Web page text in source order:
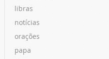
libras
notícias
orações
papa